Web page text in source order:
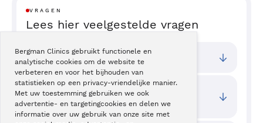
Bergman Clinics gebruikt functionele en
analytische cookies om de website te
verbeteren en voor het bijhouden van
statistieken op een privacy-vriendelijke manier.
Met uw toestemming gebruiken we ook
advertentie- en targetingcookies en delen we
informatie over uw gebruik van onze site met
VRAGEN
Lees hier veelgestelde vragen
Bij welke vestigingen kan ik terecht?
Wat zijn de toegangstijden van deze
behandeling?